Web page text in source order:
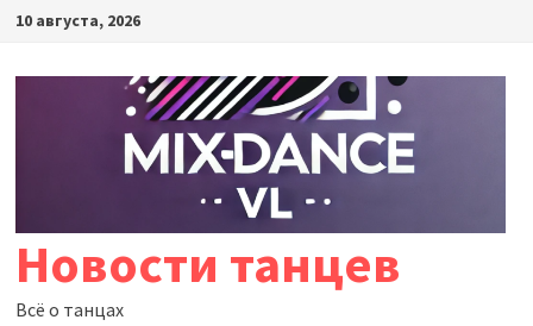
Перейти
содержимому
10 августа, 2026
Новости танцев
Всё о танцах